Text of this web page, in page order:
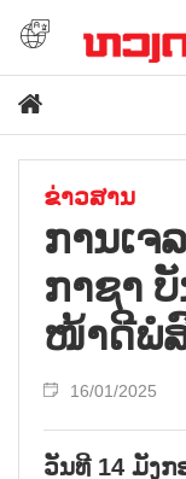
ຂ່າວສານ
ການ​ເຈ​
ກາ​ຊາ
ໜ້າດີ​ພໍ​
16/01/2025
ວັນທີ 14 ມັງກ